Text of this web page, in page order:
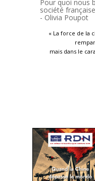
Pour quoi nous
société
- Olivia Poupot
« La force de la
mais dans le